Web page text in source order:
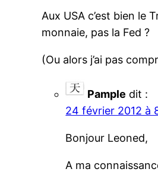
Aux USA c’est bien le
monnaie, pas la Fed ?
(Ou alors j’ai pas
Pample dit :
24 février 2012 à
Bonjour Leoned,
A ma